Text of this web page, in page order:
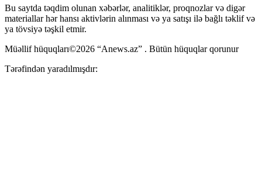
Bu saytda təqdim olunan xəbərlər, analitiklər, proqnozlar və digər
materiallar hər hansı aktivlərin alınması və ya satışı ilə bağlı təklif və
ya tövsiyə təşkil etmir.
Müəllif hüquqları©2026 “Anews.az” . Bütün hüquqlar qorunur
Tərəfindən yaradılmışdır: